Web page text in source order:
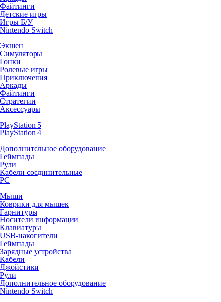
Файтинги
Детские игры
Игры Б/У
Nintendo Switch
Экшен
Симуляторы
Гонки
Ролевые игры
Приключения
Аркады
Файтинги
Стратегии
Аксессуары
PlayStation 5
PlayStation 4
Дополнительное оборудование
Геймпады
Рули
Кабели соединительные
PC
Мыши
Коврики для мышек
Гарнитуры
Носители информации
Клавиатуры
USB-накопители
Геймпады
Зарядные устройства
Кабели
Джойстики
Рули
Дополнительное оборудование
Nintendo Switch